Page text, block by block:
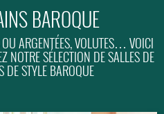
BAROQUE
OU ARGENTÉES, VOLUTES… VOICI
NOTRE SÉLECTION DE SALLES DE
DE STYLE BAROQUE